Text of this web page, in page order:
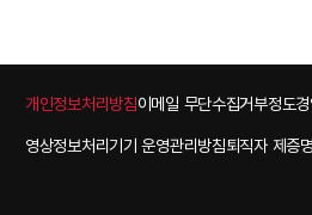
개인정보처리방침이메일 무단수집거부정도
영상정보처리기기 운영관리방침퇴직자 제증